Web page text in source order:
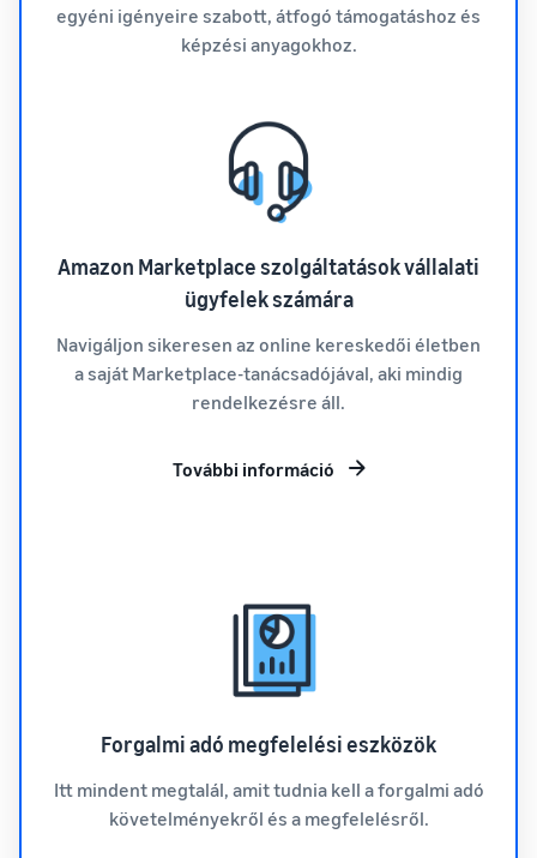
egyéni igényeire szabott, átfogó támogatáshoz és
képzési anyagokhoz.
Amazon Marketplace szolgáltatások vállalati
ügyfelek számára
Navigáljon sikeresen az online kereskedői életben
a saját Marketplace-tanácsadójával, aki mindig
rendelkezésre áll.
További információ
Forgalmi adó megfelelési eszközök
Itt mindent megtalál, amit tudnia kell a forgalmi adó
követelményekről és a megfelelésről.